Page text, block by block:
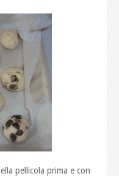
pellicola prima e con